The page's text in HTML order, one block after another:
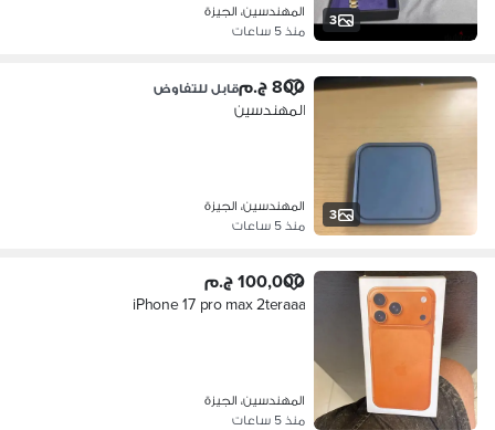
3
المهندسين، الجيزة
منذ 5 ساعات
3
800 ج.م قابل للتفاوض
المهندسين
المهندسين، الجيزة
منذ 5 ساعات
100,000 ج.م
iPhone 17 pro max 2teraaa
المهندسين، الجيزة
منذ 5 ساعات